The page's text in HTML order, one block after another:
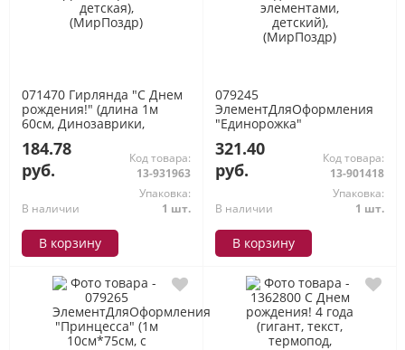
071470 Гирлянда "С Днем
рождения!" (длина 1м
60см, Динозаврики,
184.78
руб.
Код товара:
13-931963
В наличии
Упаковка:
1 шт.
В корзину
079245
ЭлементДляОформления
"Единорожка"
подвижными элементами,
детский), (МирПоздр)
321.40
руб.
Код товара:
13-901418
В наличии
Упаковка:
1 шт.
В корзину